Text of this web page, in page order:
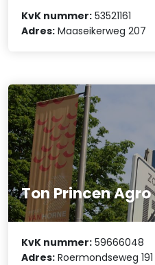
KvK nummer: 53521161
Adres: Maaseikerweg 207
Ton Princen Agro
KvK nummer: 59666048
Adres: Roermondseweg 191